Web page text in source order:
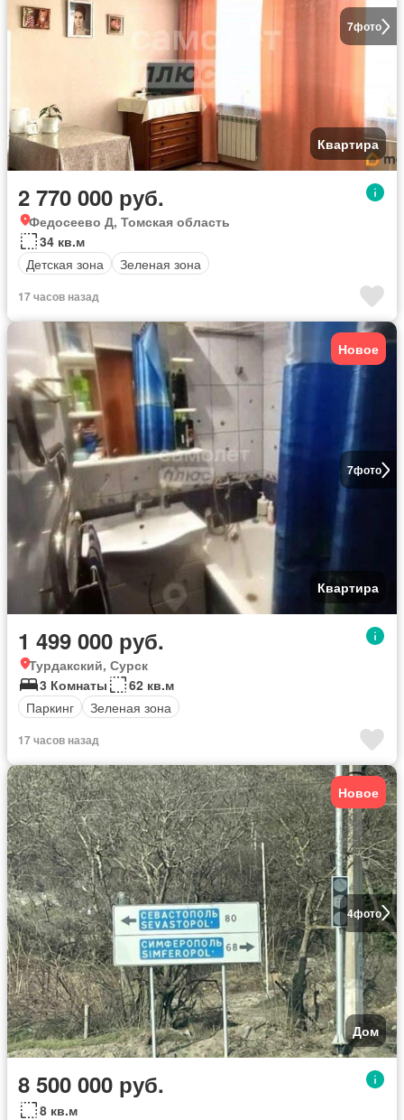
7фото
Квартира
2 770 000 руб.
Федосеево Д, Томская область
34 кв.м
Детская зона
Зеленая зона
17 часов назад
7фото
Новое
Квартира
1 499 000 руб.
Турдакский, Сурск
3 Комнаты
62 кв.м
Паркинг
Зеленая зона
17 часов назад
4фото
Новое
Дом
8 500 000 руб.
8 кв.м